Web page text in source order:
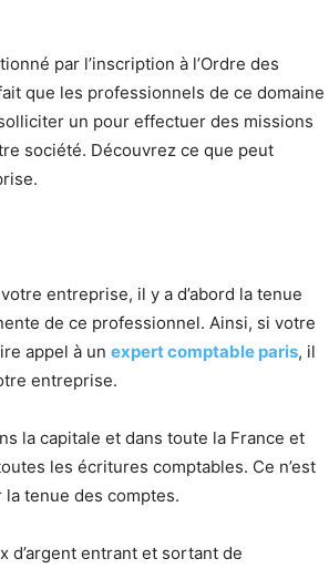
par l’inscription à l’Ordre des
que les professionnels de ce domaine
un pour effectuer des missions
société. Découvrez ce que peut
entreprise, il y a d’abord la tenue
de ce professionnel. Ainsi, si votre
appel à un expert comptable paris, il
entreprise.
la capitale et dans toute la France et
les écritures comptables. Ce n’est
la tenue des comptes.
d’argent entrant et sortant de